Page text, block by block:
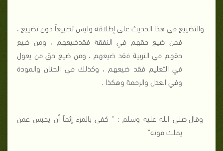
والتضييع في هذا الحديث على إطلاقه وليس تضييعاً دون تضييع ،
فمن ضيع حقهم في النفقة فقدضيعهم ، ومن ضيع
حقهم في التربية فقد ضيعهم ، ومن ضيع حق من يعول
في التعليم فقد ضيعهم ، وكذلك في الحنان والمودة
وفي العدل والرحمة وهكذا .
وقال صلى الله عليه وسلم : " كفى بالمرء إثماً أن يحبس عمن
يملك قوته"